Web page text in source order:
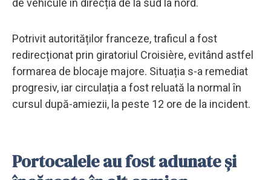
Potrivit autorităților franceze, traficul a fost
redirecționat prin giratoriul Croisière, evitând astfel
formarea de blocaje majore. Situația s-a remediat
progresiv, iar circulația a fost reluată la normal în
cursul după-amiezii, la peste 12 ore de la incident.
Portocalele au fost adunate și